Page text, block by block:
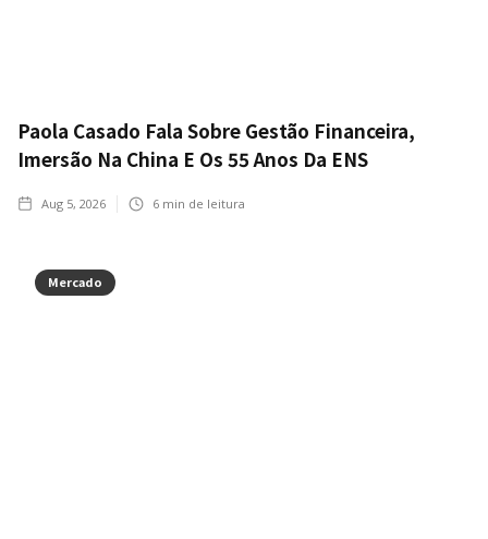
Paola Casado Fala Sobre Gestão Financeira,
Imersão Na China E Os 55 Anos Da ENS
Aug 5, 2026 6 min de leitura
Mercado